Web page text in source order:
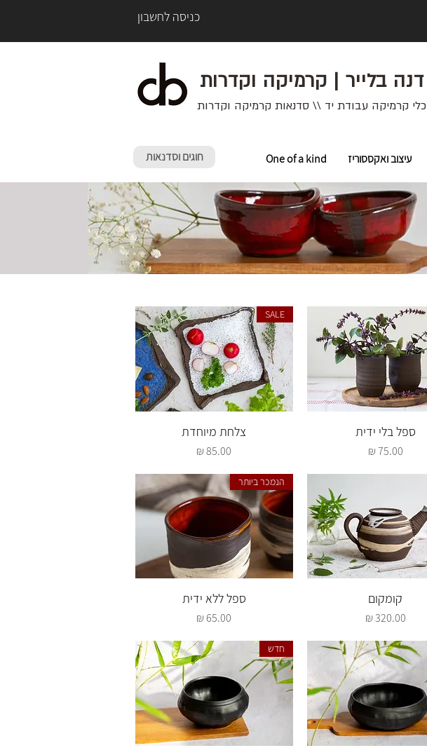
כניסה לחשבון
דנה בלייר | קרמיקה וקדרות
כלי קרמיקה עבודת יד \\ סדנאות קרמיקה וקדרות
חוגים וסדנאות עיצוב ואקססוריז One of a kind
תצוגה מהירה
ספל בלי ידית
מחיר
תצוגה מהירה
SALE
צלחת מיוחדת
מחיר
תצוגה מהירה
קומקום
מחיר
תצוגה מהירה
הנמכר ביותר
ספל ללא ידית
מחיר
חדש